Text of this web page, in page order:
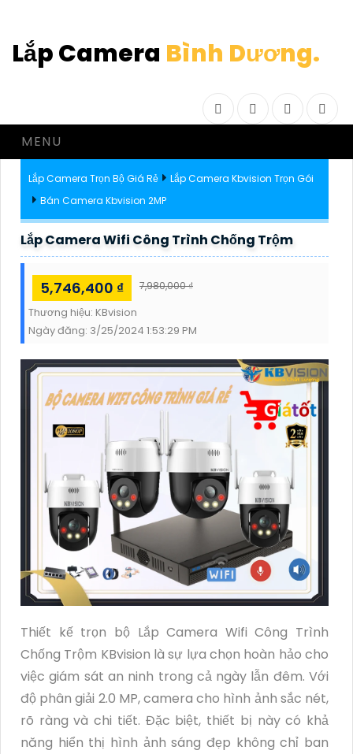
Lắp Camera Bình Dương.
FacebookTwitter Instagram
MENU
Lắp Camera Trọn Bộ Giá Rẻ
Lắp Camera Kbvision Trọn Gói
Bán Camera Kbvision 2MP
Lắp Camera Wifi Công Trình Chống Trộm
5,746,400 ₫ 7,980,000 ₫
Thương hiệu: KBvision
Ngày đăng: 3/25/2024 1:53:29 PM
Thiết kế trọn bộ Lắp Camera Wifi Công Trình
Chống Trộm KBvision là sự lựa chọn hoàn hảo cho
việc giám sát an ninh trong cả ngày lẫn đêm. Với
độ phân giải 2.0 MP, camera cho hình ảnh sắc nét,
rõ ràng và chi tiết. Đặc biệt, thiết bị này có khả
năng hiển thị hình ảnh sáng đẹp không chỉ ban